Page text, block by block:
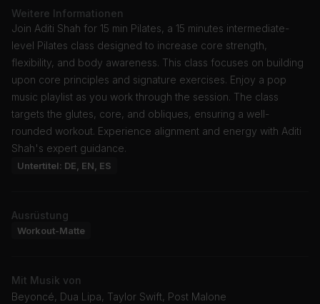
Weitere Informationen
Join Aditi Shah for 15 min Pilates, a 15 minutes intermediate-
level Pilates class designed to increase core strength,
flexibility, and body awareness. This class focuses on building
upon core principles and signature exercises. Enjoy a pop
music playlist as you work through the session. The class
targets the glutes, core, and obliques, ensuring a well-
rounded workout. Experience alignment and energy with Aditi
Shah's expert guidance.
Untertitel: DE, EN, ES
Ausrüstung
Workout-Matte
Mit Musik von
Beyoncé, Dua Lipa, Taylor Swift, Post Malone